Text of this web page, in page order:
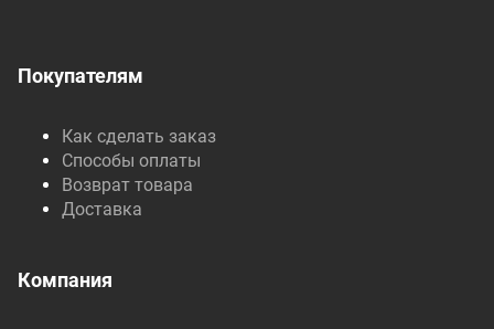
Покупателям
Как сделать заказ
Способы оплаты
Возврат товара
Доставка
Компания